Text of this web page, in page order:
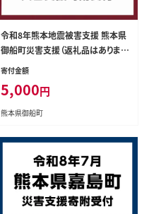
令和8年熊本地震被害支援 熊本県
御船町災害支援（返礼品はありませ
ん） ZA002
寄付金額
5,000円
熊本県御船町